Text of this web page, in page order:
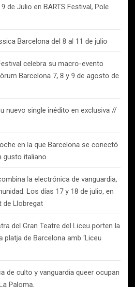
de Julio en BARTS Festival, Pole
Barcelona del 8 al 11 de julio
celebra su macro-evento
Barcelona 7, 8 y 9 de agosto de
nuevo single inédito en exclusiva //
en la que Barcelona se conectó
gusto italiano
la electrónica de vanguardia,
Los días 17 y 18 de julio, en
de Llobregat
del Gran Teatre del Liceu porten la
de Barcelona amb ‘Liceu
de culto y vanguardia queer ocupan
Paloma.